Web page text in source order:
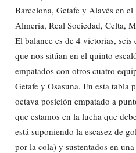
Barcelona, Getafe y Alavés en
Almería, Real Sociedad, Celta,
El balance es de 4 victorias,
que nos sitúan en el quinto
empatados con otros cuatro
Getafe y Osasuna. En esta tabla
octava posición empatado a
que estamos en la lucha que
está suponiendo la escasez de
por la cola) y sustentados en